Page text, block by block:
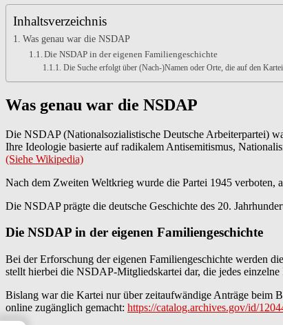
Inhaltsverzeichnis
Was genau war die NSDAP
Die NSDAP in der eigenen Familiengeschichte
Die Suche erfolgt über (Nach-)Namen oder Orte, die auf den
Was genau war die NSDAP
Die NSDAP (Nationalsozialistische Deutsche Arbeiterpartei)
Ihre Ideologie basierte auf radikalem Antisemitismus,
(Siehe Wikipedia)
Nach dem Zweiten Weltkrieg wurde die Partei 1945 verboten,
Die NSDAP prägte die deutsche Geschichte des 20.
Die NSDAP in der eigenen Familiengeschichte
Bei der Erforschung der eigenen Familiengeschichte werden
stellt hierbei die NSDAP-Mitgliedskartei dar, die jedes
Bislang war die Kartei nur über zeitaufwändige Anträge beim
online zugänglich gemacht: https://catalog.archives.gov/id/